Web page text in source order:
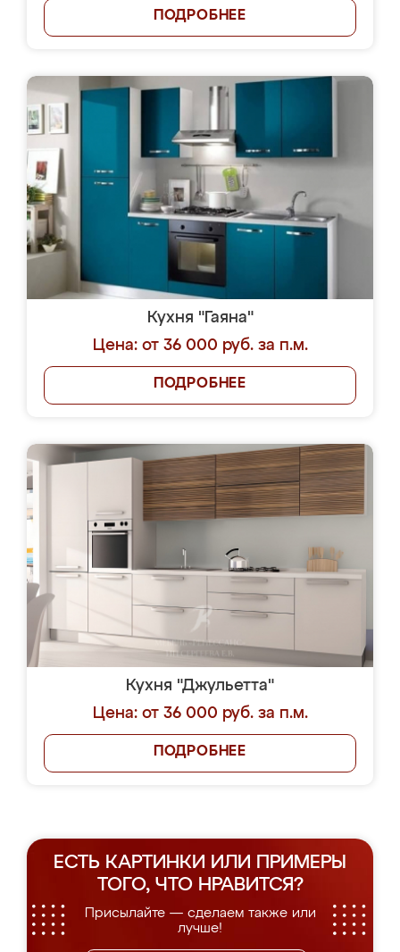
ПОДРОБНЕЕ
Кухня "Гаяна"
Цена: от 36 000 руб. за п.м.
ПОДРОБНЕЕ
Кухня "Джульетта"
Цена: от 36 000 руб. за п.м.
ПОДРОБНЕЕ
ЕСТЬ КАРТИНКИ ИЛИ ПРИМЕРЫ
ТОГО, ЧТО НРАВИТСЯ?
Присылайте — сделаем также или
лучше!